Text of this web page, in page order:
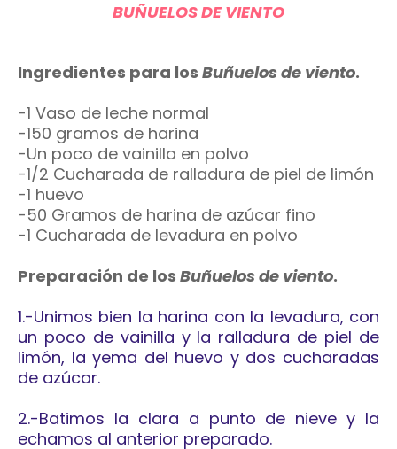
BUÑUELOS DE VIENTO
Ingredientes para los Buñuelos de viento.
-1 Vaso de leche normal
-150 gramos de harina
-Un poco de vainilla en polvo
-1/2 Cucharada de ralladura de piel de limón
-1 huevo
-50 Gramos de harina de azúcar fino
-1 Cucharada de levadura en polvo
Preparación de los Buñuelos de viento.
1.-Unimos bien la harina con la levadura, con
un poco de vainilla y la ralladura de piel de
limón, la yema del huevo y dos cucharadas
de azúcar.
2.-Batimos la clara a punto de nieve y la
echamos al anterior preparado.